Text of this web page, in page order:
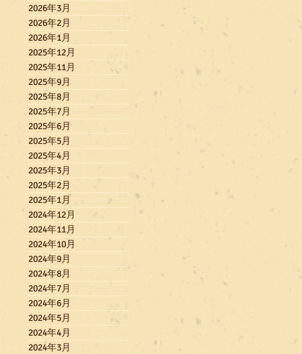
2026年3月
2026年2月
2026年1月
2025年12月
2025年11月
2025年9月
2025年8月
2025年7月
2025年6月
2025年5月
2025年4月
2025年3月
2025年2月
2025年1月
2024年12月
2024年11月
2024年10月
2024年9月
2024年8月
2024年7月
2024年6月
2024年5月
2024年4月
2024年3月